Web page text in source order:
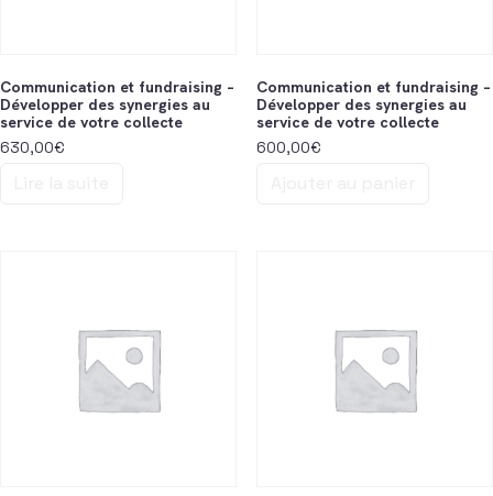
Communication et fundraising –
Développer des synergies au
service de votre collecte
630,00€
Communication et fundraising –
Développer des synergies au
service de votre collecte
600,00€